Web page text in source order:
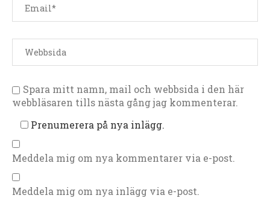
Spara mitt namn, mail och webbsida i den här
webbläsaren tills nästa gång jag kommenterar.
Prenumerera på nya inlägg.
Meddela mig om nya kommentarer via e-post.
Meddela mig om nya inlägg via e-post.